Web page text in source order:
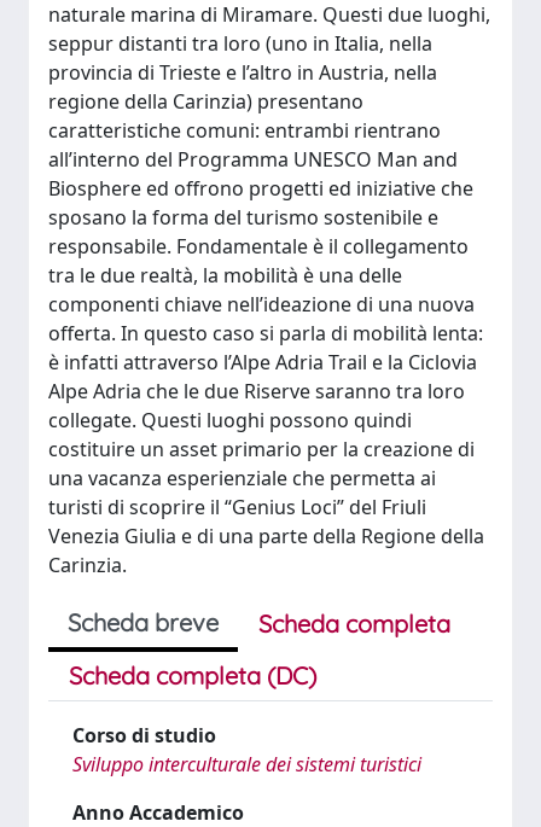
naturale marina di Miramare. Questi due luoghi,
seppur distanti tra loro (uno in Italia, nella
provincia di Trieste e l’altro in Austria, nella
regione della Carinzia) presentano
caratteristiche comuni: entrambi rientrano
all’interno del Programma UNESCO Man and
Biosphere ed offrono progetti ed iniziative che
sposano la forma del turismo sostenibile e
responsabile. Fondamentale è il collegamento
tra le due realtà, la mobilità è una delle
componenti chiave nell’ideazione di una nuova
offerta. In questo caso si parla di mobilità lenta:
è infatti attraverso l’Alpe Adria Trail e la Ciclovia
Alpe Adria che le due Riserve saranno tra loro
collegate. Questi luoghi possono quindi
costituire un asset primario per la creazione di
una vacanza esperienziale che permetta ai
turisti di scoprire il “Genius Loci” del Friuli
Venezia Giulia e di una parte della Regione della
Carinzia.
Scheda breve
Scheda completa
Scheda completa (DC)
Corso di studio
Sviluppo interculturale dei sistemi turistici
Anno Accademico